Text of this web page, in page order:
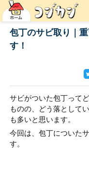
包丁のサビ取り｜
す！
サビがついた包丁って
ものの、どう落として
も多いと思います。
今回は、包丁についた
す。